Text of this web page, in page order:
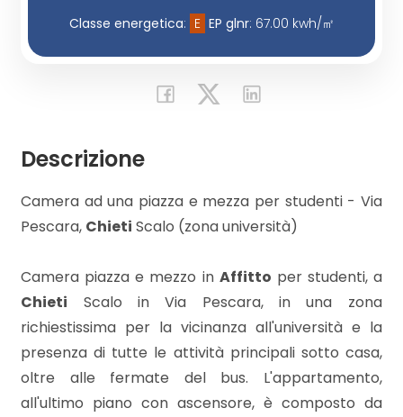
Classe energetica: E EP glnr: 67.00 kwh/㎡
Descrizione
Camera ad una piazza e mezza per studenti - Via
Pescara, Chieti Scalo (zona università)
Camera piazza e mezzo in Affitto per studenti, a
Chieti Scalo in Via Pescara, in una zona
richiestissima per la vicinanza all'università e la
presenza di tutte le attività principali sotto casa,
oltre alle fermate del bus. L'appartamento,
all'ultimo piano con ascensore, è composto da
Industriali
Totale
mq